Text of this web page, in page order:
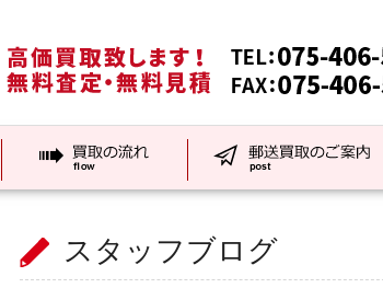
スタッフブログ